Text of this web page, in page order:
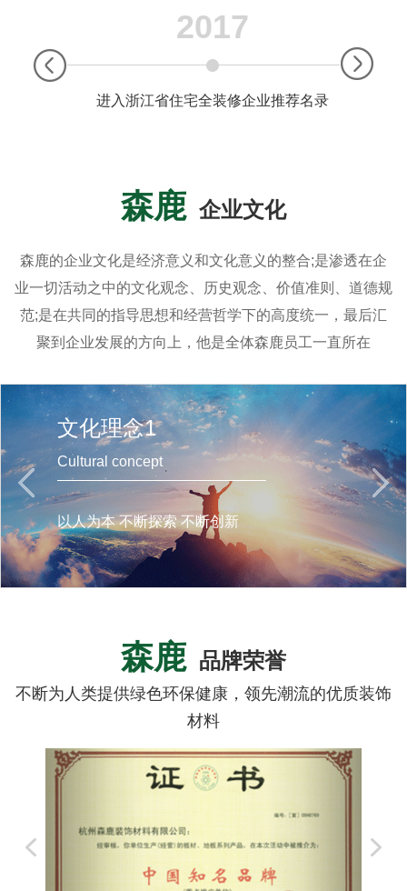
2017
进入浙江省住宅全装修企业推荐名录
森鹿企业文化
森鹿的企业文化是经济意义和文化意义的整合;是渗透在企
业一切活动之中的文化观念、历史观念、价值准则、道德规
范;是在共同的指导思想和经营哲学下的高度统一，最后汇
聚到企业发展的方向上，他是全体森鹿员工一直所在
文化理念1
Cultural concept
以人为本 不断探索 不断创新
森鹿品牌荣誉
不断为人类提供绿色环保健康，领先潮流的优质装饰
材料